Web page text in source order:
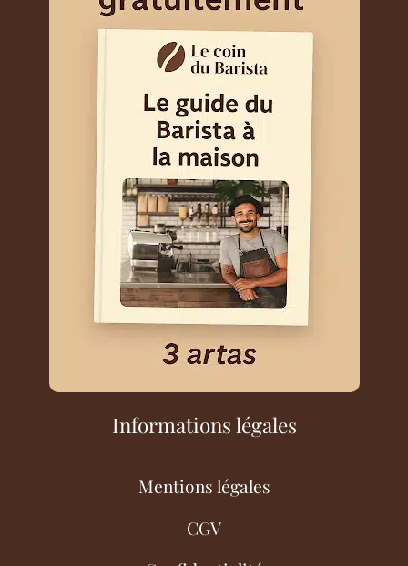
Informations légales
Mentions légales
CGV